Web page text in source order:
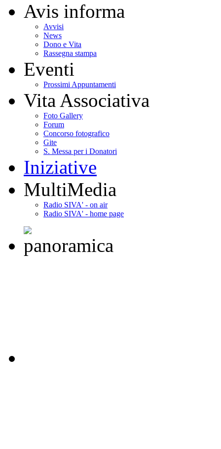
Avis informa
Avvisi
News
Dono e Vita
Rassegna stampa
Eventi
Prossimi Appuntamenti
Vita Associativa
Foto Gallery
Forum
Concorso fotografico
Gite
S. Messa per i Donatori
Iniziative
MultiMedia
Radio SIVA' - on air
Radio SIVA' - home page